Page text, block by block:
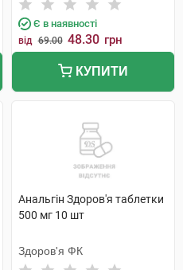
Є в наявності
від 69.00 48.30 грн
КУПИТИ
Анальгін Здоров'я таблетки
500 мг 10 шт
Здоров'я ФК